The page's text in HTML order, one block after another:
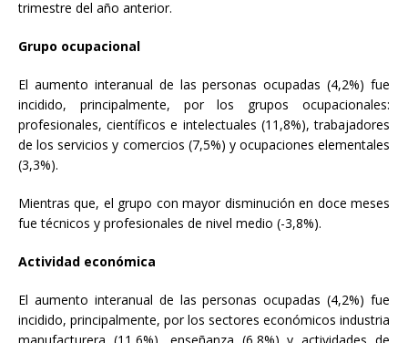
trimestre del año anterior.
Grupo ocupacional
El aumento interanual de las personas ocupadas (4,2%) fue
incidido, principalmente, por los grupos ocupacionales:
profesionales, científicos e intelectuales (11,8%), trabajadores
de los servicios y comercios (7,5%) y ocupaciones elementales
(3,3%).
Mientras que, el grupo con mayor disminución en doce meses
fue técnicos y profesionales de nivel medio (-3,8%).
Actividad económica
El aumento interanual de las personas ocupadas (4,2%) fue
incidido, principalmente, por los sectores económicos industria